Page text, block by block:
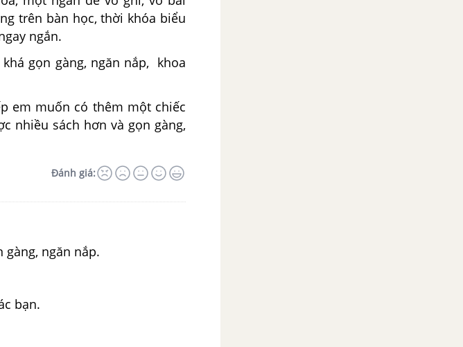
trên bàn học, thời khóa biểu
ngắn.
gọn gàng, ngăn nắp, khoa
em muốn có thêm một chiếc
nhiều sách hơn và gọn gàng,
Đánh giá:
gàng, ngăn nắp.
bạn.